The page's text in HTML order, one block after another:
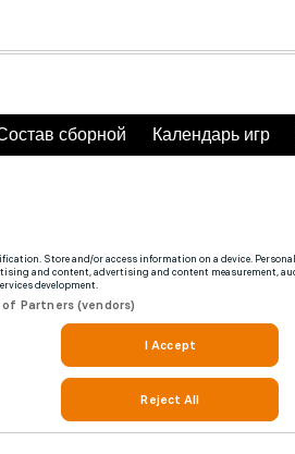
сборной Календарь игр